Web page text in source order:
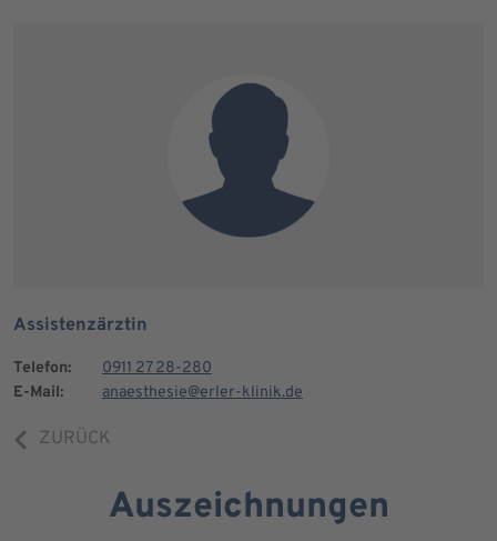
Assistenzärztin
Telefon:
0911 27 28-280
E-Mail:
anaesthesie@erler-klinik.de
ZURÜCK
Auszeichnungen